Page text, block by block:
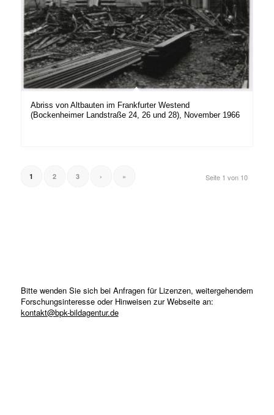
Abriss von Altbauten im Frankfurter Westend
(Bockenheimer Landstraße 24, 26 und 28), November 1966
Seite 1 von 10
1 2 3 › »
Bitte wenden Sie sich bei Anfragen für Lizenzen, weitergehendem
Forschungsinteresse oder Hinweisen zur Webseite an:
kontakt@bpk-bildagentur.de